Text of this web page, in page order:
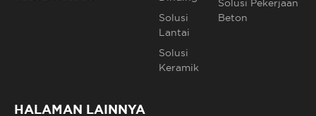
Solusi
Lantai
Solusi
Keramik
Solusi Pekerjaan
Beton
HALAMAN LAINNYA